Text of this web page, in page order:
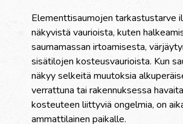
Elementtisaumojen tarkastustarve
näkyvistä vaurioista, kuten
saumamassan irtoamisesta,
sisätilojen kosteusvaurioista. Kun
näkyy selkeitä muutoksia
verrattuna tai rakennuksessa
kosteuteen liittyviä ongelmia, on
ammattilainen paikalle.